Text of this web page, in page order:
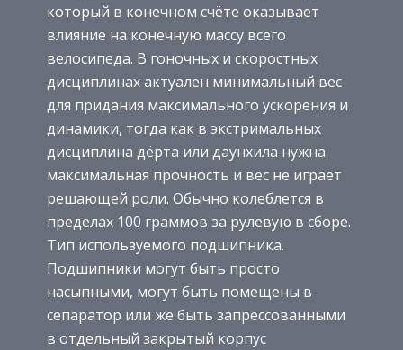
который в конечном счёте оказывает
влияние на конечную массу всего
велосипеда. В гоночных и скоростных
дисциплинах актуален минимальный вес
для придания максимального ускорения и
динамики, тогда как в экстримальных
дисциплина дёрта или даунхила нужна
максимальная прочность и вес не играет
решающей роли. Обычно колеблется в
пределах 100 граммов за рулевую в сборе.
Тип используемого подшипника.
Подшипники могут быть просто
насыпными, могут быть помещены в
сепаратор или же быть запрессованными
в отдельный закрытый корпус